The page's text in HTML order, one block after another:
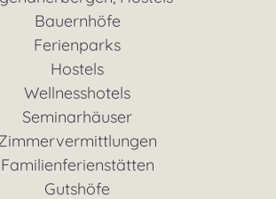
Bauernhöfe
Ferienparks
Hostels
Wellnesshotels
Seminarhäuser
Familienferienstätten
Gutshöfe